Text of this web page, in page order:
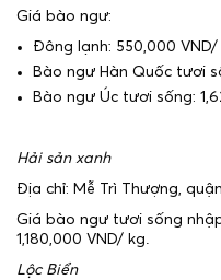
Giá bào ngư:
Đông lạnh: 550,000 VND/
Bào ngư Hàn Quốc tươi
Bào ngư Úc tươi sống:
Hải sản xanh
Địa chỉ: Mễ Trì Thượng,
Giá bào ngư tươi sống
1,180,000 VND/ kg.
Lộc Biển